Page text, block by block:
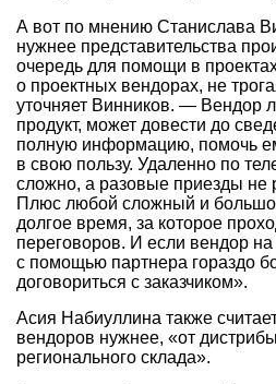
А вот по мнению Станислава
нужнее представительства
очередь для помощи в
о проектных вендорах, не
уточняет Винников. — Вендор
продукт, может довести до
полную информацию, помочь
в свою пользу. Удаленно по
сложно, а разовые приезды
Плюс любой сложный и
долгое время, за которое
переговоров. И если вендор на
с помощью партнера гораздо
договориться с заказчиком».
Асия Набиуллина также
вендоров нужнее, «от
регионального склада».